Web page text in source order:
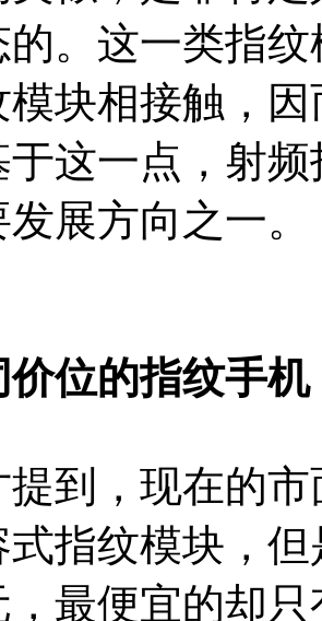
的。这一类指
模块相接触，
于这一点，射
展方向之一。
的指纹手机
，现在的市
式指纹模块，
，最便宜的却